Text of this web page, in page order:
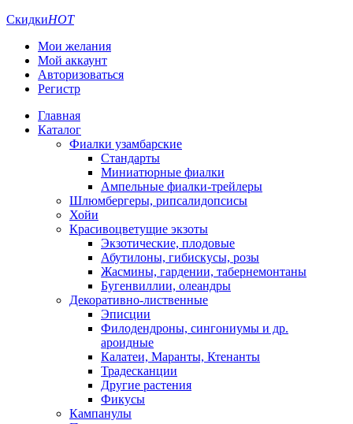
СкидкиHOT
Мои желания
Мой аккаунт
Авторизоваться
Регистр
Главная
Каталог
Фиалки узамбарские
Стандарты
Миниатюрные фиалки
Ампельные фиалки-трейлеры
Шлюмбергеры, рипсалидопсисы
Хойи
Красивоцветущие экзоты
Экзотические, плодовые
Абутилоны, гибискусы, розы
Жасмины, гардении, табернемонтаны
Бугенвиллии, олеандры
Декоративно-лиственные
Эписции
Филодендроны, сингониумы и др.
ароидные
Калатеи, Маранты, Ктенанты
Традесканции
Другие растения
Фикусы
Кампанулы